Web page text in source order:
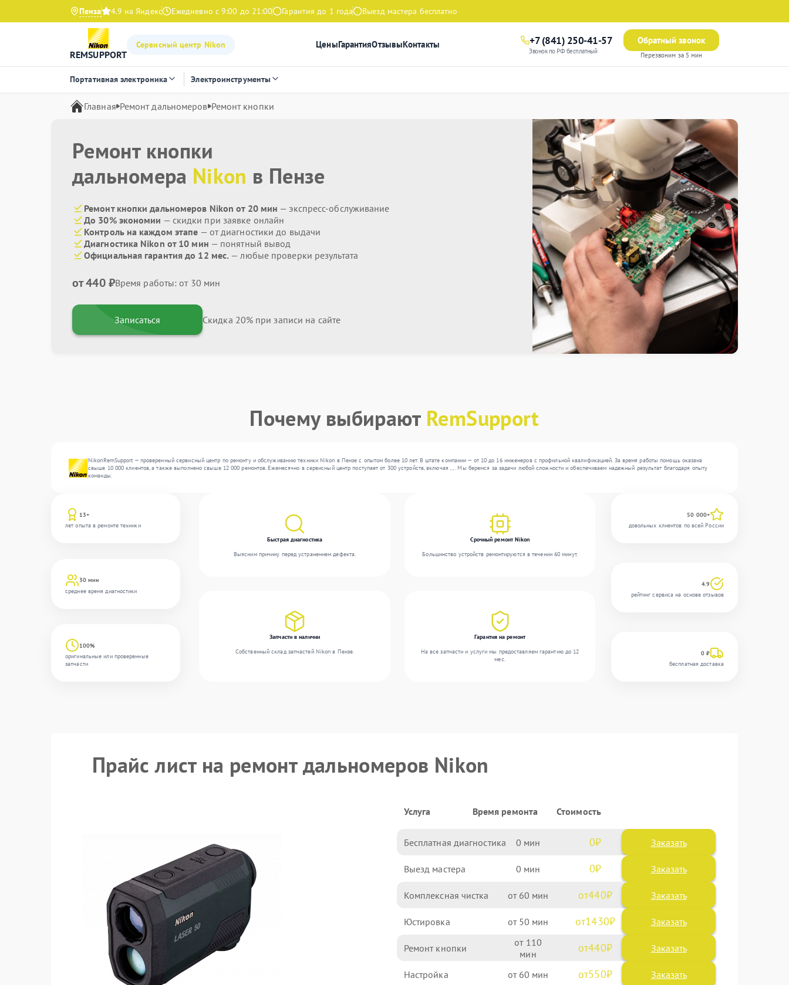
Пенза 4.9 на Яндекс Ежедневно с 9:00 до 21:00 Гарантия до 1 года Выезд мастера бесплатно
REMSUPPORT
Сервисный центр Nikon ЦеныГарантияОтзывыКонтакты +7 (841) 250-41-57
Звонок по РФ бесплатный
Обратный звонок
Перезвоним за 5 мин
Портативная электроника Электроинструменты
Главная Ремонт дальномеров Ремонт кнопки
Ремонт кнопки
дальномера Nikon в Пензе
Ремонт кнопки дальномеров Nikon от 20 мин — экспресс-обслуживание
До 30% экономии — скидки при заявке онлайн
Контроль на каждом этапе — от диагностики до выдачи
Диагностика Nikon от 10 мин — понятный вывод
Официальная гарантия до 12 мес. — любые проверки результата
от 440 ₽Время работы: от 30 мин
Записаться Скидка 20% при записи на сайте
Почему выбирают RemSupport
NikonRemSupport — проверенный сервисный центр по ремонту и обслуживанию техники Nikon в Пензе с опытом более 10 лет. В штате компании — от 10 до 16 инженеров с профильной квалификацией. За время работы помощь оказана
свыше 10 000 клиентов, а также выполнено свыше 12 000 ремонтов. Ежемесячно в сервисный центр поступает от 300 устройств, включая , , . Мы беремся за задачи любой сложности и обеспечиваем надежный результат благодаря опыту
команды.
13+
лет опыта в ремонте техники
30 мин
среднее время диагностики
100%
оригинальные или проверенные
запчасти
Быстрая диагностика
Выясним причину перед устранением дефекта.
Срочный ремонт Nikon
Большинство устройств ремонтируются в течении 60 минут.
Запчасти в наличии
Собственный склад запчастей Nikon в Пензе.
Гарантия на ремонт
На все запчасти и услуги мы предоставляем гарантию до 12
мес.
50 000+
довольных клиентов по всей России
4.9
рейтинг сервиса на основе отзывов
0 ₽
бесплатная доставка
Прайс лист на ремонт дальномеров Nikon
Услуга Время ремонта Стоимость
Бесплатная диагностика 0 0 Заказать
Выезд мастера 0 0 Заказать
Комплексная чистка 60 440
Юстировка 50 1430
Ремонт кнопки 110 440
Настройка 60 550